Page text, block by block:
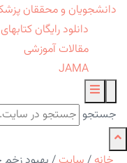
دانشجویان و محققان
دانلود رایگان
مقالات آموزشی
JAMA
جستجو